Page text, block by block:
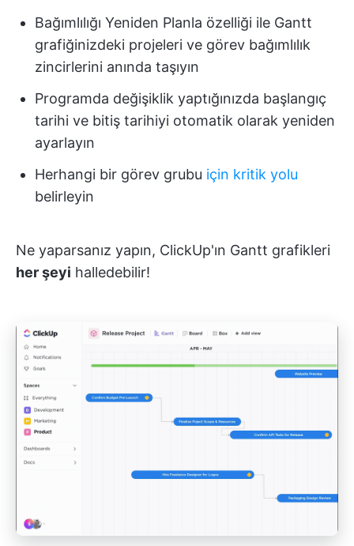
Bağımlılığı Yeniden Planla özelliği ile Gantt
grafiğinizdeki projeleri ve görev bağımlılık
zincirlerini anında taşıyın
Programda değişiklik yaptığınızda başlangıç
tarihi ve bitiş tarihiyi otomatik olarak yeniden
ayarlayın
Herhangi bir görev grubu için kritik yolu
belirleyin
Ne yaparsanız yapın, ClickUp'ın Gantt grafikleri
her şeyi halledebilir!